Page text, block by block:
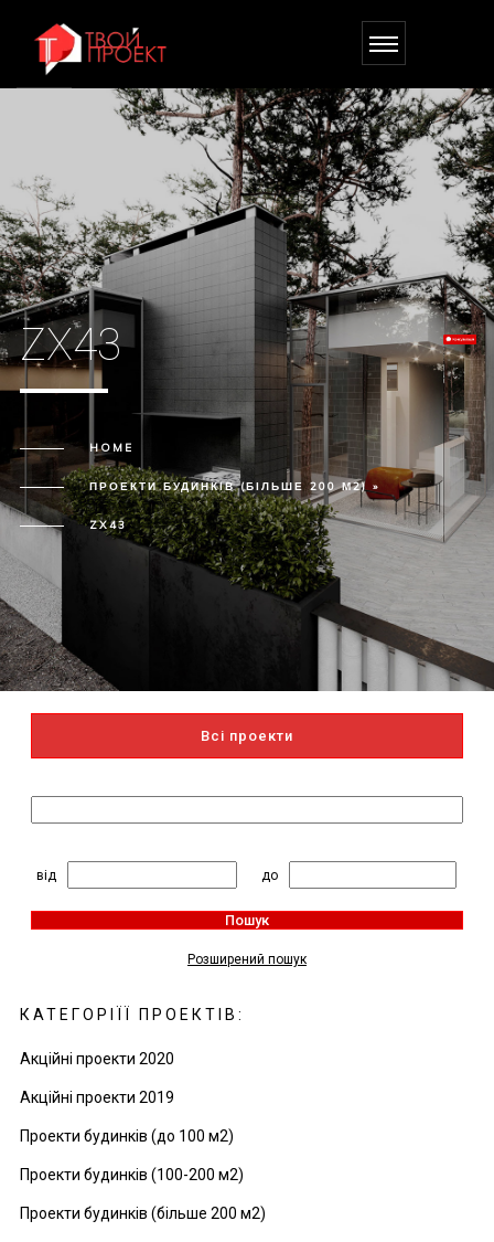
ZX43
HOME
ПРОЕКТИ БУДИНКІВ (БІЛЬШЕ 200 М2) »
ZX43
Всі проекти
від
до
Пошук
Розширений пошук
КАТЕГОРІЇЇ ПРОЕКТІВ:
Акційні проекти 2020
Акційні проекти 2019
Проекти будинків (до 100 м2)
Проекти будинків (100-200 м2)
Проекти будинків (більше 200 м2)